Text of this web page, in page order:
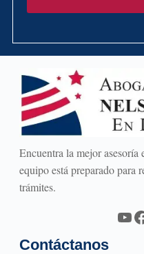
Encuentra la mejor
equipo está preparado para
trámites.
Contáctanos